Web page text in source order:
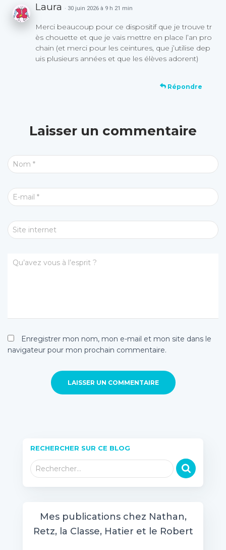
Laura · 30 juin 2026 à 9 h 21 min
Merci beaucoup pour ce dispositif que je trouve tr
ès chouette et que je vais mettre en place l’an pro
chain (et merci pour les ceintures, que j’utilise dep
uis plusieurs années et que les élèves adorent)
Répondre
Laisser un commentaire
Nom *
E-mail *
Site internet
Qu’avez vous à l’esprit ?
Enregistrer mon nom, mon e-mail et mon site dans le
navigateur pour mon prochain commentaire.
RECHERCHER SUR CE BLOG
R Rechercher…
Mes publications chez Nathan,
Retz, la Classe, Hatier et le Robert